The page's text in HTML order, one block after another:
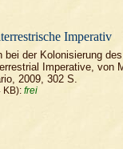
Imperativ
bei der Kolonisierung des
Imperative, von
2009, 302 S.
KB): frei